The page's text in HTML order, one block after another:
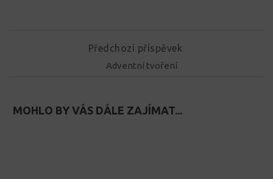
Předchozí příspěvek
Adventní tvoření
MOHLO BY VÁS DÁLE ZAJÍMAT...